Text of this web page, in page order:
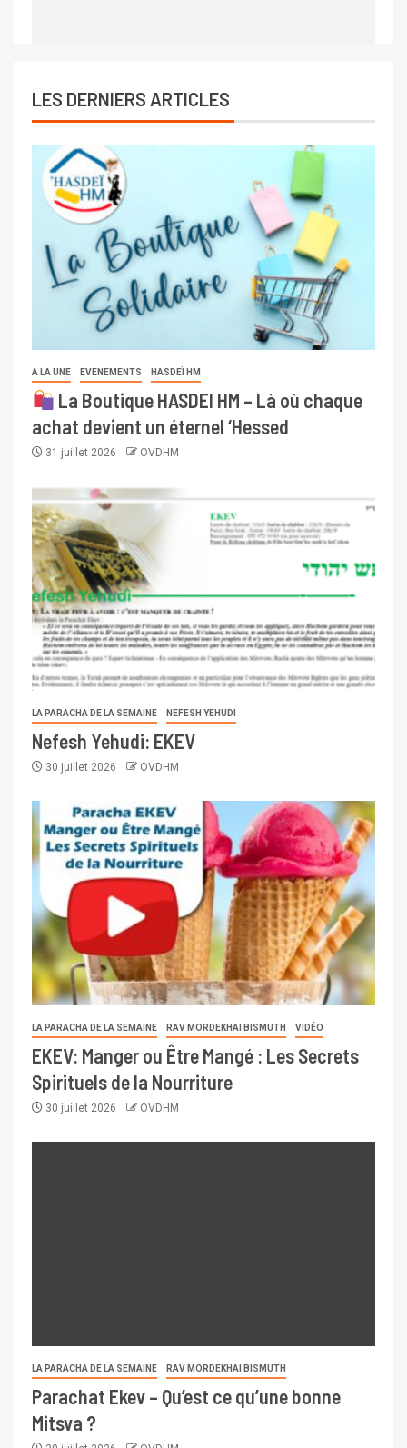
LES DERNIERS ARTICLES
A LA UNE EVENEMENTS HASDEÏ HM
La Boutique HASDEI HM – Là où chaque
achat devient un éternel ‘Hessed
31 juillet 2026 OVDHM
LA PARACHA DE LA SEMAINE NEFESH YEHUDI
Nefesh Yehudi: EKEV
30 juillet 2026 OVDHM
LA PARACHA DE LA SEMAINE RAV MORDEKHAI BISMUTH VIDÉO
EKEV: Manger ou Être Mangé : Les Secrets
Spirituels de la Nourriture
30 juillet 2026 OVDHM
LA PARACHA DE LA SEMAINE RAV MORDEKHAI BISMUTH
Parachat Ekev – Qu’est ce qu’une bonne
Mitsva ?